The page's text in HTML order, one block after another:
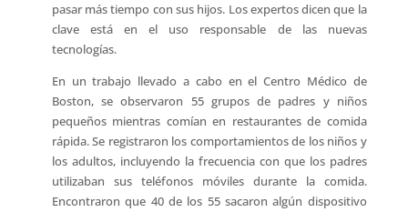
pasar más tiempo con sus hijos. Los expertos dicen que la
clave está en el uso responsable de las nuevas
tecnologías.
En un trabajo llevado a cabo en el Centro Médico de
Boston, se observaron 55 grupos de padres y niños
pequeños mientras comían en restaurantes de comida
rápida. Se registraron los comportamientos de los niños y
los adultos, incluyendo la frecuencia con que los padres
utilizaban sus teléfonos móviles durante la comida.
Encontraron que 40 de los 55 sacaron algún dispositivo